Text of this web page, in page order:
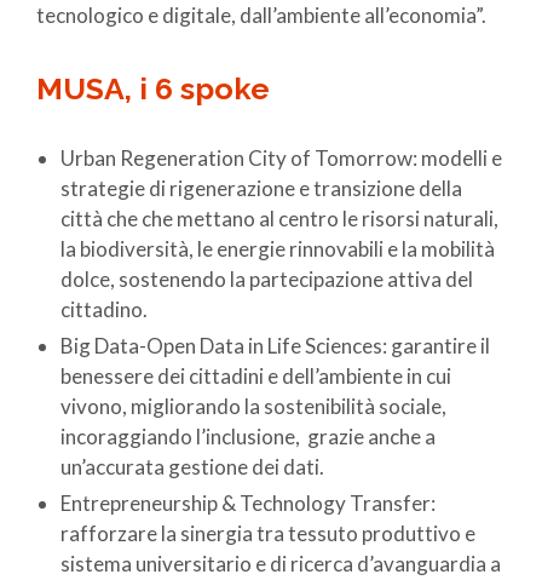
tecnologico e digitale, dall’ambiente all’economia”.
MUSA, i 6 spoke
Urban Regeneration City of Tomorrow: modelli e
strategie di rigenerazione e transizione della
città che che mettano al centro le risorsi naturali,
la biodiversità, le energie rinnovabili e la mobilità
dolce, sostenendo la partecipazione attiva del
cittadino.
Big Data-Open Data in Life Sciences: garantire il
benessere dei cittadini e dell’ambiente in cui
vivono, migliorando la sostenibilità sociale,
incoraggiando l’inclusione, grazie anche a
un’accurata gestione dei dati.
Entrepreneurship & Technology Transfer:
rafforzare la sinergia tra tessuto produttivo e
sistema universitario e di ricerca d’avanguardia a